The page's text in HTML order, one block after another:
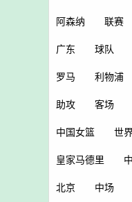
阿森纳 联赛
广东 球队
罗马 利物浦
助攻 客场
中国女篮 世
皇家马德里
北京 中场